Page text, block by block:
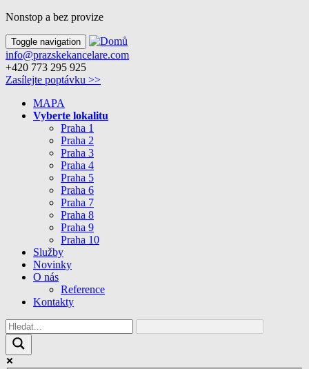
Nonstop a bez provize
Toggle navigation
info@prazskekancelare.com
+420 773 295 925
Zasílejte poptávku >>
MAPA
Vyberte lokalitu
Praha 1
Praha 2
Praha 3
Praha 4
Praha 5
Praha 6
Praha 7
Praha 8
Praha 9
Praha 10
Služby
Novinky
O nás
Reference
Kontakty